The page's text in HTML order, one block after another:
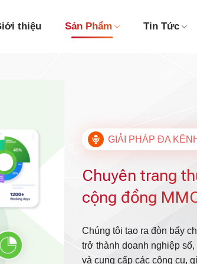
thiệu Sản Phẩm Tin Tức
GIẢI PHÁP ĐA
Chuyên trang
cộng đồng
Chúng tôi tạo ra đòn bẩy
trở thành doanh nghiệp
và cung cấp các công cụ,